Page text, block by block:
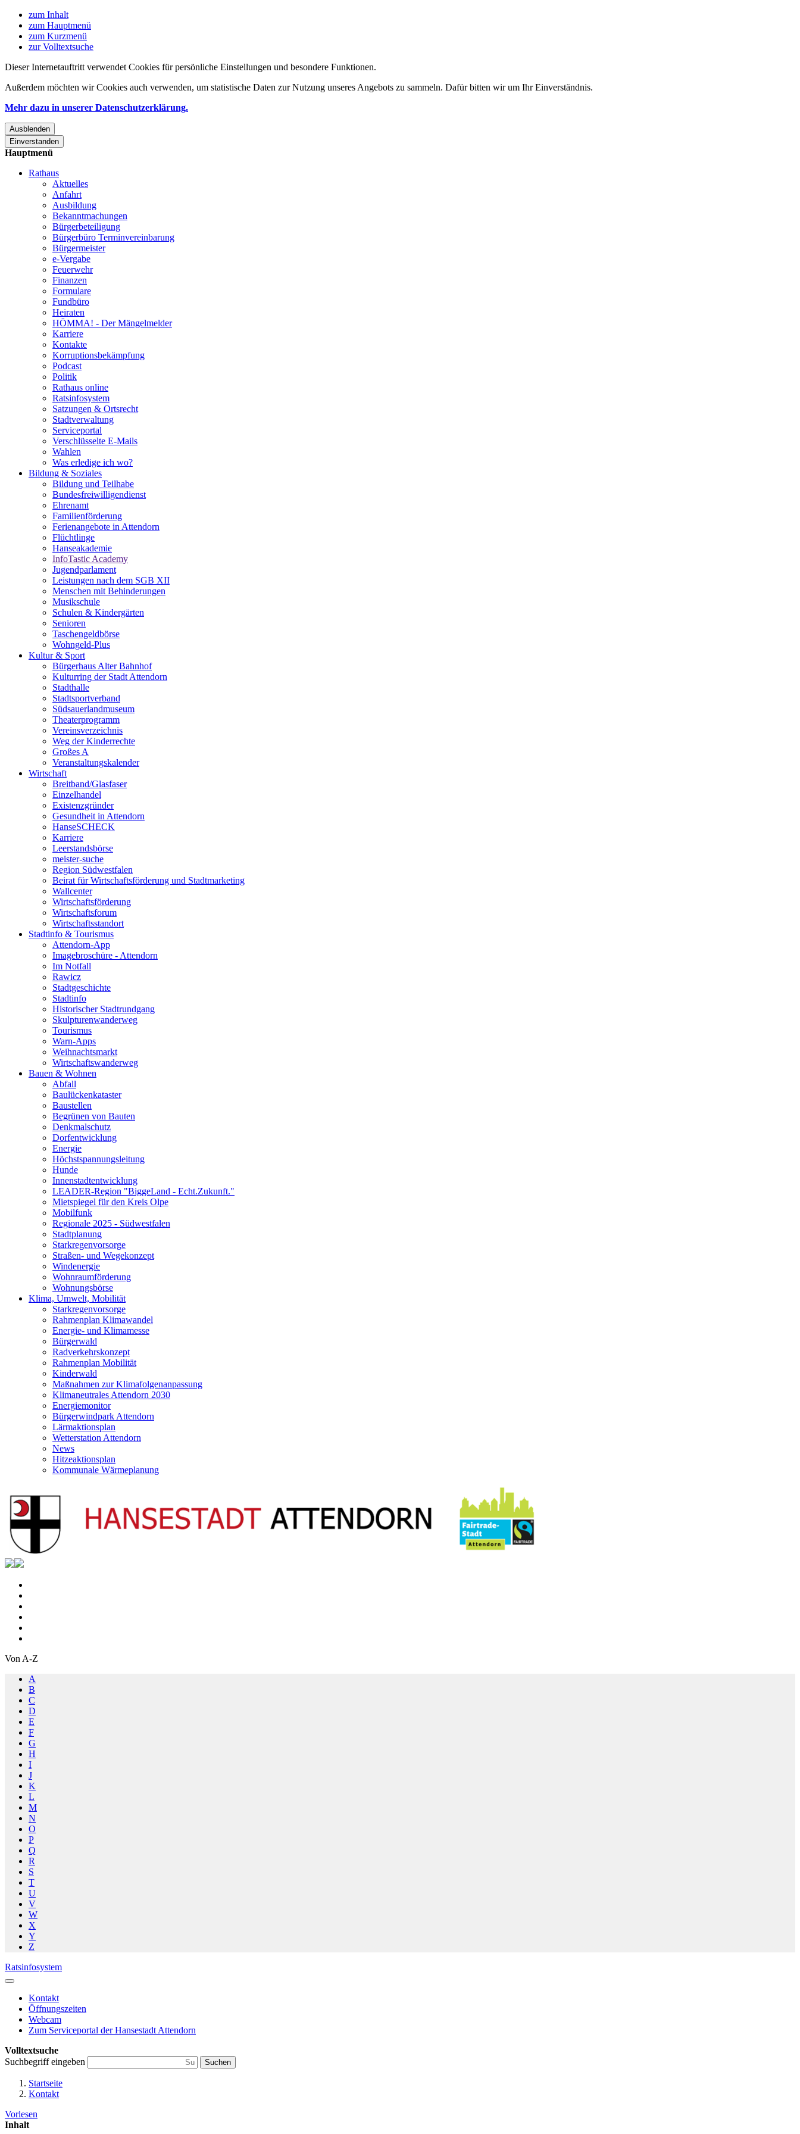
zum Inhalt
zum Hauptmenü
zum Kurzmenü
zur Volltextsuche
Dieser Internetauftritt verwendet Cookies für persönliche Einstellungen und besondere Funktionen.
Außerdem möchten wir Cookies auch verwenden, um statistische Daten zur Nutzung unseres Angebots zu sammeln. Dafür bitten wir um Ihr Einverständnis.
Mehr dazu in unserer Datenschutzerklärung.
Ausblenden
Einverstanden
Hauptmenü
Rathaus
Aktuelles
Anfahrt
Ausbildung
Bekanntmachungen
Bürgerbeteiligung
Bürgerbüro Terminvereinbarung
Bürgermeister
e-Vergabe
Feuerwehr
Finanzen
Formulare
Fundbüro
Heiraten
HÖMMA! - Der Mängelmelder
Karriere
Kontakte
Korruptionsbekämpfung
Podcast
Politik
Rathaus online
Ratsinfosystem
Satzungen & Ortsrecht
Stadtverwaltung
Serviceportal
Verschlüsselte E-Mails
Wahlen
Was erledige ich wo?
Bildung & Soziales
Bildung und Teilhabe
Bundesfreiwilligendienst
Ehrenamt
Familienförderung
Ferienangebote in Attendorn
Flüchtlinge
Hanseakademie
InfoTastic Academy
Jugendparlament
Leistungen nach dem SGB XII
Menschen mit Behinderungen
Musikschule
Schulen & Kindergärten
Senioren
Taschengeldbörse
Wohngeld-Plus
Kultur & Sport
Bürgerhaus Alter Bahnhof
Kulturring der Stadt Attendorn
Stadthalle
Stadtsportverband
Südsauerlandmuseum
Theaterprogramm
Vereinsverzeichnis
Weg der Kinderrechte
Großes A
Veranstaltungskalender
Wirtschaft
Breitband/Glasfaser
Einzelhandel
Existenzgründer
Gesundheit in Attendorn
HanseSCHECK
Karriere
Leerstandsbörse
meister-suche
Region Südwestfalen
Beirat für Wirtschaftsförderung und Stadtmarketing
Wallcenter
Wirtschaftsförderung
Wirtschaftsforum
Wirtschaftsstandort
Stadtinfo & Tourismus
Attendorn-App
Imagebroschüre - Attendorn
Im Notfall
Rawicz
Stadtgeschichte
Stadtinfo
Historischer Stadtrundgang
Skulpturenwanderweg
Tourismus
Warn-Apps
Weihnachtsmarkt
Wirtschaftswanderweg
Bauen & Wohnen
Abfall
Baulückenkataster
Baustellen
Begrünen von Bauten
Denkmalschutz
Dorfentwicklung
Energie
Höchstspannungsleitung
Hunde
Innenstadtentwicklung
LEADER-Region "BiggeLand - Echt.Zukunft."
Mietspiegel für den Kreis Olpe
Mobilfunk
Regionale 2025 - Südwestfalen
Stadtplanung
Starkregenvorsorge
Straßen- und Wegekonzept
Windenergie
Wohnraumförderung
Wohnungsbörse
Klima, Umwelt, Mobilität
Starkregenvorsorge
Rahmenplan Klimawandel
Energie- und Klimamesse
Bürgerwald
Radverkehrskonzept
Rahmenplan Mobilität
Kinderwald
Maßnahmen zur Klimafolgenanpassung
Klimaneutrales Attendorn 2030
Energiemonitor
Bürgerwindpark Attendorn
Lärmaktionsplan
Wetterstation Attendorn
News
Hitzeaktionsplan
Kommunale Wärmeplanung
Von A-Z
A
B
C
D
E
F
G
H
I
J
K
L
M
N
O
P
Q
R
S
T
U
V
W
X
Y
Z
Ratsinfosystem
Kontakt
Öffnungszeiten
Webcam
Zum Serviceportal der Hansestadt Attendorn
Volltextsuche
Suchbegriff eingeben
Suchen
Startseite
Kontakt
Vorlesen
Inhalt